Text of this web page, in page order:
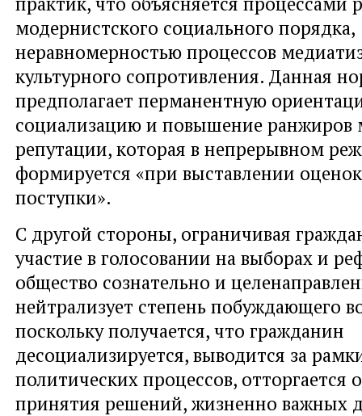
модернистского социального порядка,
неравномерностью процессов
культурного сопротивления. Данная
предполагает перманентную
социализацию и повышение ранжиров
репутации, которая в непрерывном
формируется «при выставлении
поступки».
С другой стороны, ограничивая
участие в голосовании на выборах и
общество сознательно и
нейтрализует степень побуждающего
поскольку получается, что гражданин
десоциализируется, выводится за
политических процессов, отторгается
принятия решений, жизненно важных